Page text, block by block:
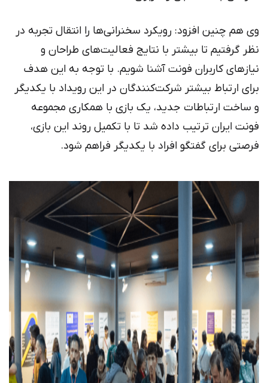
وی هم چنین افزود: رویکرد سخنرانی‌ها را انتقال تجربه در
نظر گرفتیم تا بیشتر با نتایج فعالیت‌های طراحان و
نیازهای کاربران فونت آشنا شویم. با توجه به این هدف
برای ارتباط بیشتر شرکت‌کنندگان در این رویداد با یکدیگر
و ساخت ارتباطات جدید، یک بازی با همکاری مجموعه
فونت ایران ترتیب داده شد تا با تکمیل روند این بازی،
فرصتی برای گفتگو افراد با یکدیگر فراهم شود.